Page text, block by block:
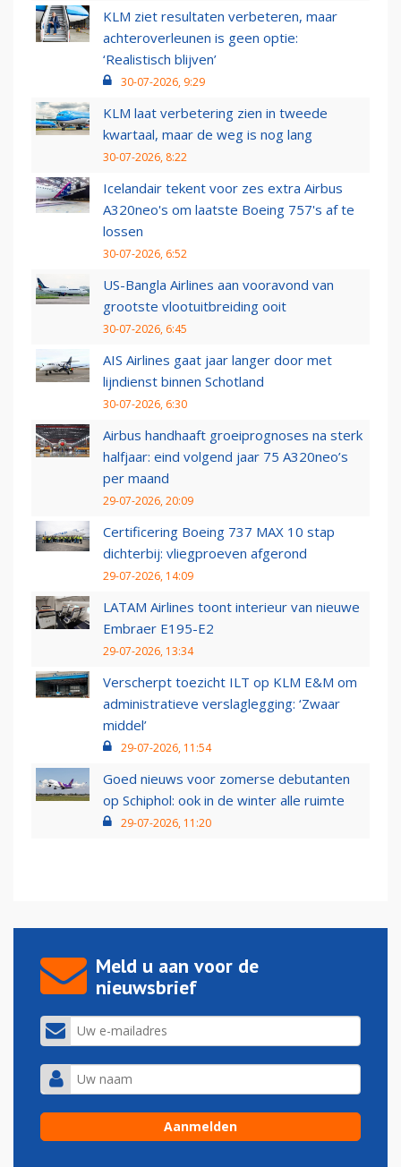
KLM ziet resultaten verbeteren, maar
achteroverleunen is geen optie:
‘Realistisch blijven’
30-07-2026, 9:29
KLM laat verbetering zien in tweede
kwartaal, maar de weg is nog lang
30-07-2026, 8:22
Icelandair tekent voor zes extra Airbus
A320neo's om laatste Boeing 757's af te
lossen
30-07-2026, 6:52
US-Bangla Airlines aan vooravond van
grootste vlootuitbreiding ooit
30-07-2026, 6:45
AIS Airlines gaat jaar langer door met
lijndienst binnen Schotland
30-07-2026, 6:30
Airbus handhaaft groeiprognoses na sterk
halfjaar: eind volgend jaar 75 A320neo’s
per maand
29-07-2026, 20:09
Certificering Boeing 737 MAX 10 stap
dichterbij: vliegproeven afgerond
29-07-2026, 14:09
LATAM Airlines toont interieur van nieuwe
Embraer E195-E2
29-07-2026, 13:34
Verscherpt toezicht ILT op KLM E&M om
administratieve verslaglegging: ‘Zwaar
middel’
29-07-2026, 11:54
Goed nieuws voor zomerse debutanten
op Schiphol: ook in de winter alle ruimte
29-07-2026, 11:20
Meld u aan voor de
nieuwsbrief